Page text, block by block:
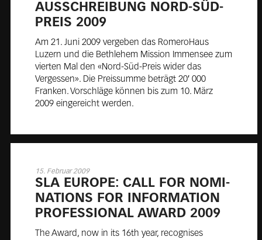
AUS­SCHREI­BUNG NORD-SÜD-
PREIS 2009
Am 21. Juni 2009 vergeben das RomeroHaus
Luzern und die Bethlehem Mission Immensee zum
vierten Mal den «Nord-Süd-Preis wider das
Vergessen». Die Preissumme beträgt 20′ 000
Franken. Vorschläge können bis zum 10. März
2009 eingereicht werden.
15. Februar 2009
SLA EU­ROPE: CALL FOR NO­MI­
NA­TIONS FOR IN­FOR­MA­TION
PRO­FES­SIO­NAL AWARD 2009
The Award, now in its 16th year, recognises